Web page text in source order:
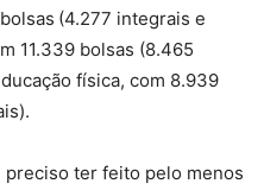
(4.277 integrais e
11.339 bolsas (8.465
física, com 8.939
ter feito pelo menos